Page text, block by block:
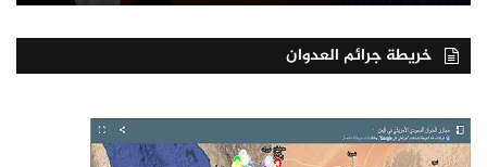
خريطة جرائم العدوان